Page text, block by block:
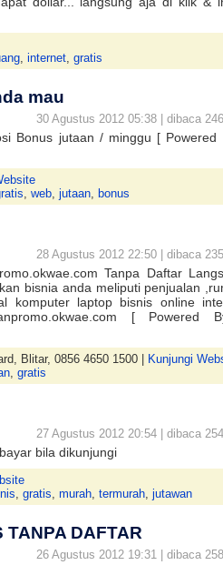
, internet, gratis
mau
30 Agustus 2012 05:38 | dibaca
Bonus jutaan / minggu [ Powered
, web, jutaan, bonus
28 Agustus 2012 22:50 | dibaca
Tanpa Daftar
bisnia anda meliputi penjualan
komputer laptop bisnis online
[ Powered
Blitar, 0856 4650 1500 |
Kunjungi
, gratis
27 Agustus 2012 20:54 | dibaca
bila dikunjungi
, gratis, murah, termurah, jutawan
TANPA DAFTAR
26 Agustus 2012 19:31 | dibaca